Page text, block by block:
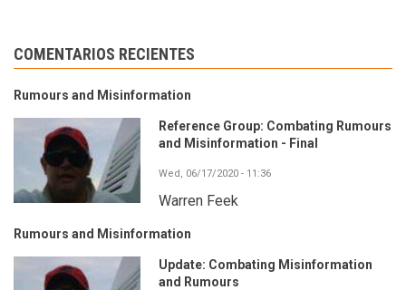
COMENTARIOS RECIENTES
Rumours and Misinformation
Reference Group: Combating Rumours
and Misinformation - Final
Wed, 06/17/2020 - 11:36
Warren Feek
Rumours and Misinformation
Update: Combating Misinformation
and Rumours